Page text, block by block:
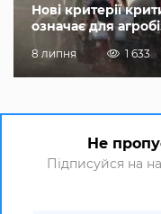
Нові критерії
означає для
8 липня 1 633
Не
Підписуйся на